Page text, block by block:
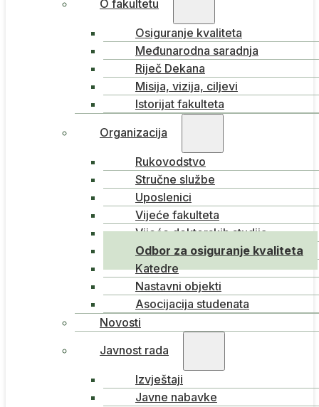
O fakultetu
Osiguranje kvaliteta
Međunarodna saradnja
Riječ Dekana
Misija, vizija, ciljevi
Istorijat fakulteta
Organizacija
Rukovodstvo
Stručne službe
Uposlenici
Vijeće fakulteta
Vijeće doktorskih studija
Odbor za osiguranje kvaliteta
Katedre
Nastavni objekti
Asocijacija studenata
Novosti
Javnost rada
Izvještaji
Javne nabavke